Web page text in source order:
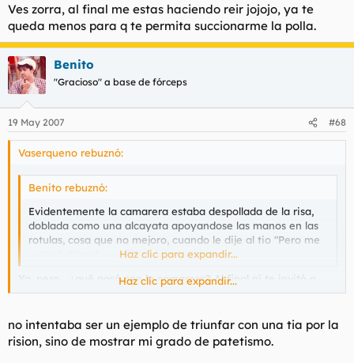
Ves zorra, al final me estas haciendo reir jojojo, ya te
queda menos para q te permita succionarme la polla.
Benito
"Gracioso" a base de fórceps
19 May 2007 #68
Vaserqueno rebuznó:
Benito rebuznó:
Evidentemente la camarera estaba despollada de la risa,
doblada como una alcayata apoyandose las manos en las
rotulas, cosa que no mejoro, cuando le dije al tio "Pero me
estas hablando a mi?"Haz clic para expandir...
Ya, pero... ¿qué pasó con la camarera? Al final ni te invitó a
una copa, no?
menos, entablar una bonita amistad con la camarera. (Sí,
quiero decir llevarmela a la cama. ¿Qué pasa?)
Haz clic para expandir...
no intentaba ser un ejemplo de triunfar con una tia por la
rision, sino de mostrar mi grado de patetismo.